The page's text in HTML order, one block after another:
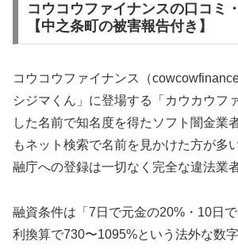
コウコウファイナンスの口コミ
【中之条町の被害報告付き】
コウコウファイナンス（
シジマくん」に登場する「カウカウフ
した名前で知名度を得たソフト闇金業
もネット検索で名前を見かけた方が多
融庁への登録は一切なく完全な違法業
融資条件は「7日で元金の20%・10日
利換算で730〜1095%という法外な数